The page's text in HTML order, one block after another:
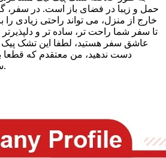
حمل و زیبا در فضای باز است. در سفر،
خارج از منزل، می تواند راحتی زیادی را
تا سفر شما راحت تر، ساده تر و
عاشق سفر هستید، لطفا این تشک پیک
دست ندهید، من معتقدم که قطعا
سرگرم کننده تر خواهد بود.